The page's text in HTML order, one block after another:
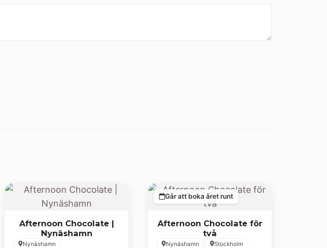
Afternoon Chocolate |
Nynäshamn
Nynäshamn
Går att boka året runt
Afternoon Chocolate för
två
Nynäshamn
Stockholm